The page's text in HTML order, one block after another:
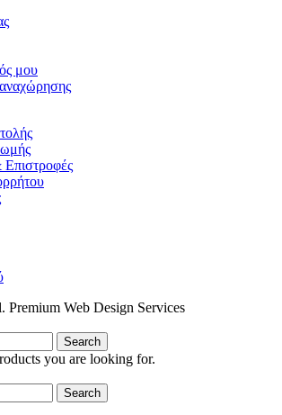
μου
Premium Web Design Services
Search
you are looking for.
Search